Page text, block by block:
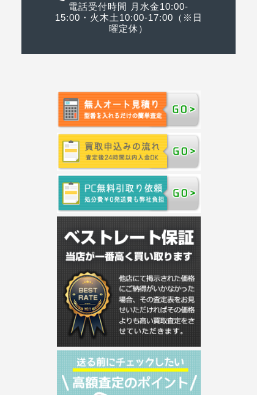
電話受付時間 月水金10:00-
15:00・火木土10:00-17:00（※日
曜定休）